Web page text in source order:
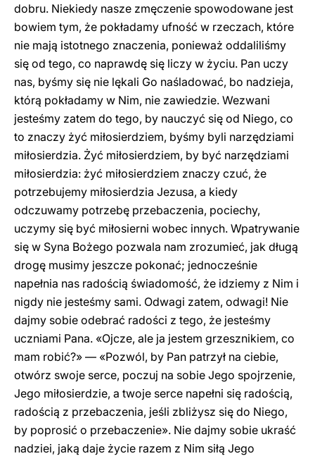
dobru. Niekiedy nasze zmęczenie spowodowane jest
bowiem tym, że pokładamy ufność w rzeczach, które
nie mają istotnego znaczenia, ponieważ oddaliliśmy
się od tego, co naprawdę się liczy w życiu. Pan uczy
nas, byśmy się nie lękali Go naśladować, bo nadzieja,
którą pokładamy w Nim, nie zawiedzie. Wezwani
jesteśmy zatem do tego, by nauczyć się od Niego, co
to znaczy żyć miłosierdziem, byśmy byli narzędziami
miłosierdzia. Żyć miłosierdziem, by być narzędziami
miłosierdzia: żyć miłosierdziem znaczy czuć, że
potrzebujemy miłosierdzia Jezusa, a kiedy
odczuwamy potrzebę przebaczenia, pociechy,
uczymy się być miłosierni wobec innych. Wpatrywanie
się w Syna Bożego pozwala nam zrozumieć, jak długą
drogę musimy jeszcze pokonać; jednocześnie
napełnia nas radością świadomość, że idziemy z Nim i
nigdy nie jesteśmy sami. Odwagi zatem, odwagi! Nie
dajmy sobie odebrać radości z tego, że jesteśmy
uczniami Pana. «Ojcze, ale ja jestem grzesznikiem, co
mam robić?» — «Pozwól, by Pan patrzył na ciebie,
otwórz swoje serce, poczuj na sobie Jego spojrzenie,
Jego miłosierdzie, a twoje serce napełni się radością,
radością z przebaczenia, jeśli zbliżysz się do Niego,
by poprosić o przebaczenie». Nie dajmy sobie ukraść
nadziei, jaką daje życie razem z Nim siłą Jego